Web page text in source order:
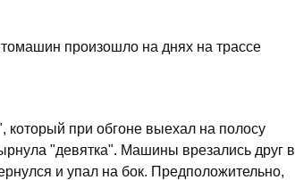
произошло на днях на трассе
который при обгоне выехал на полосу
"девятка". Машины врезались друг в
и упал на бок. Предположительно,